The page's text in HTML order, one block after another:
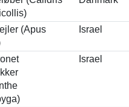
(Apus
Israel
Israel